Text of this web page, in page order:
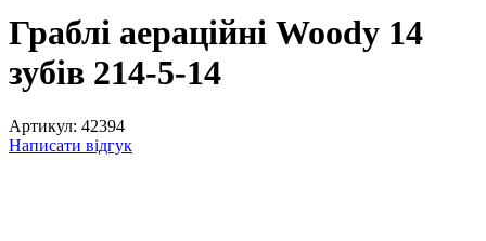
Граблі аераційні Woody 14
зубів 214-5-14
Артикул: 42394
Написати відгук